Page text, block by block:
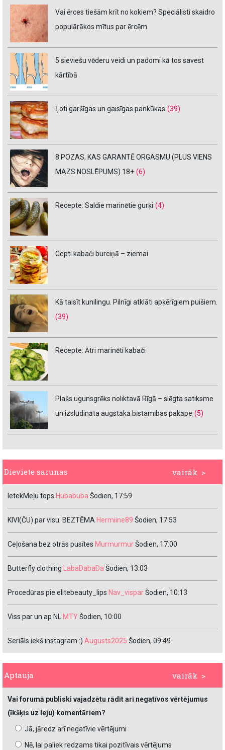
Vai ērces tiešām krīt no kokiem? Speciālisti skaidro
populārākos mītus par ērcēm
5 sieviešu vēderu veidi un padomi kā tos savest
kārtībā
Ļoti garšīgas un gaisīgas pankūkas (39)
8 POZAS, KAS GARANTĒ ORGASMU (PLUS VIENS
MAZS NOSLĒPUMS) 18+ (6)
Recepte: Saldie marinētie gurķi (4)
Cepti kabači burciņā – ziemai
Kā taisīt kunilingu. Pilnīgi atklāti apķērīgiem puišiem.
(39)
Recepte: Ātri marinēti kabači
Plašs ugunsgrēks noliktavā Rīgā – slēgta satiksme
un izsludināta augstākā bīstamības pakāpe (5)
vairāk >
Dieviete sarunas
IetekMeļu tops Hubabuba Šodien, 17:59
KIVI(ČU) par visu. BEZTĒMA Hermiine89 Šodien, 17:53
Ceļošana bez otrās pusītes MurmurmurŠodien, 17:00
Butterfly clothing LabaDabaDa Šodien, 13:03
Procedūras pie elitebeauty_lips Nav_visparŠodien, 10:13
Viss par un ap NL MTYŠodien, 10:00
Seriāls iekš instagram :) Augusts2025 Šodien, 09:49
vairāk >
Aptauja
Vai forumā publiski vajadzētu rādīt arī negatīvos vērtējumus
(īkšķis uz leju) komentāriem?
Jā, jāredz arī negatīvie vērtējumi
Nē, lai paliek redzams tikai pozitīvais vērtējums